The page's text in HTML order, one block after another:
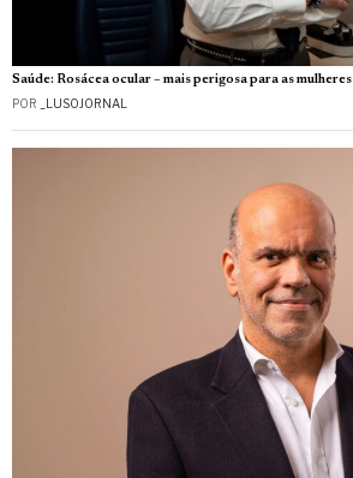
Saúde: Rosácea ocular – mais perigosa para as mulheres
POR _LUSOJORNAL